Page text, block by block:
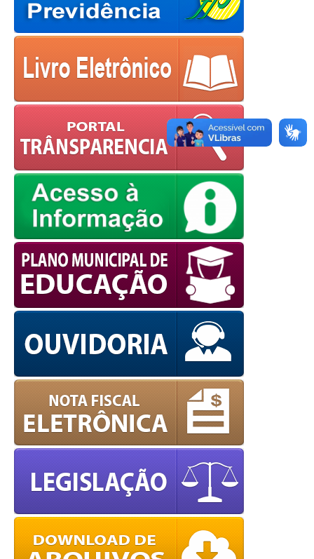
OK
European Commission |
Cookies Policy
powered by WPCookiePro